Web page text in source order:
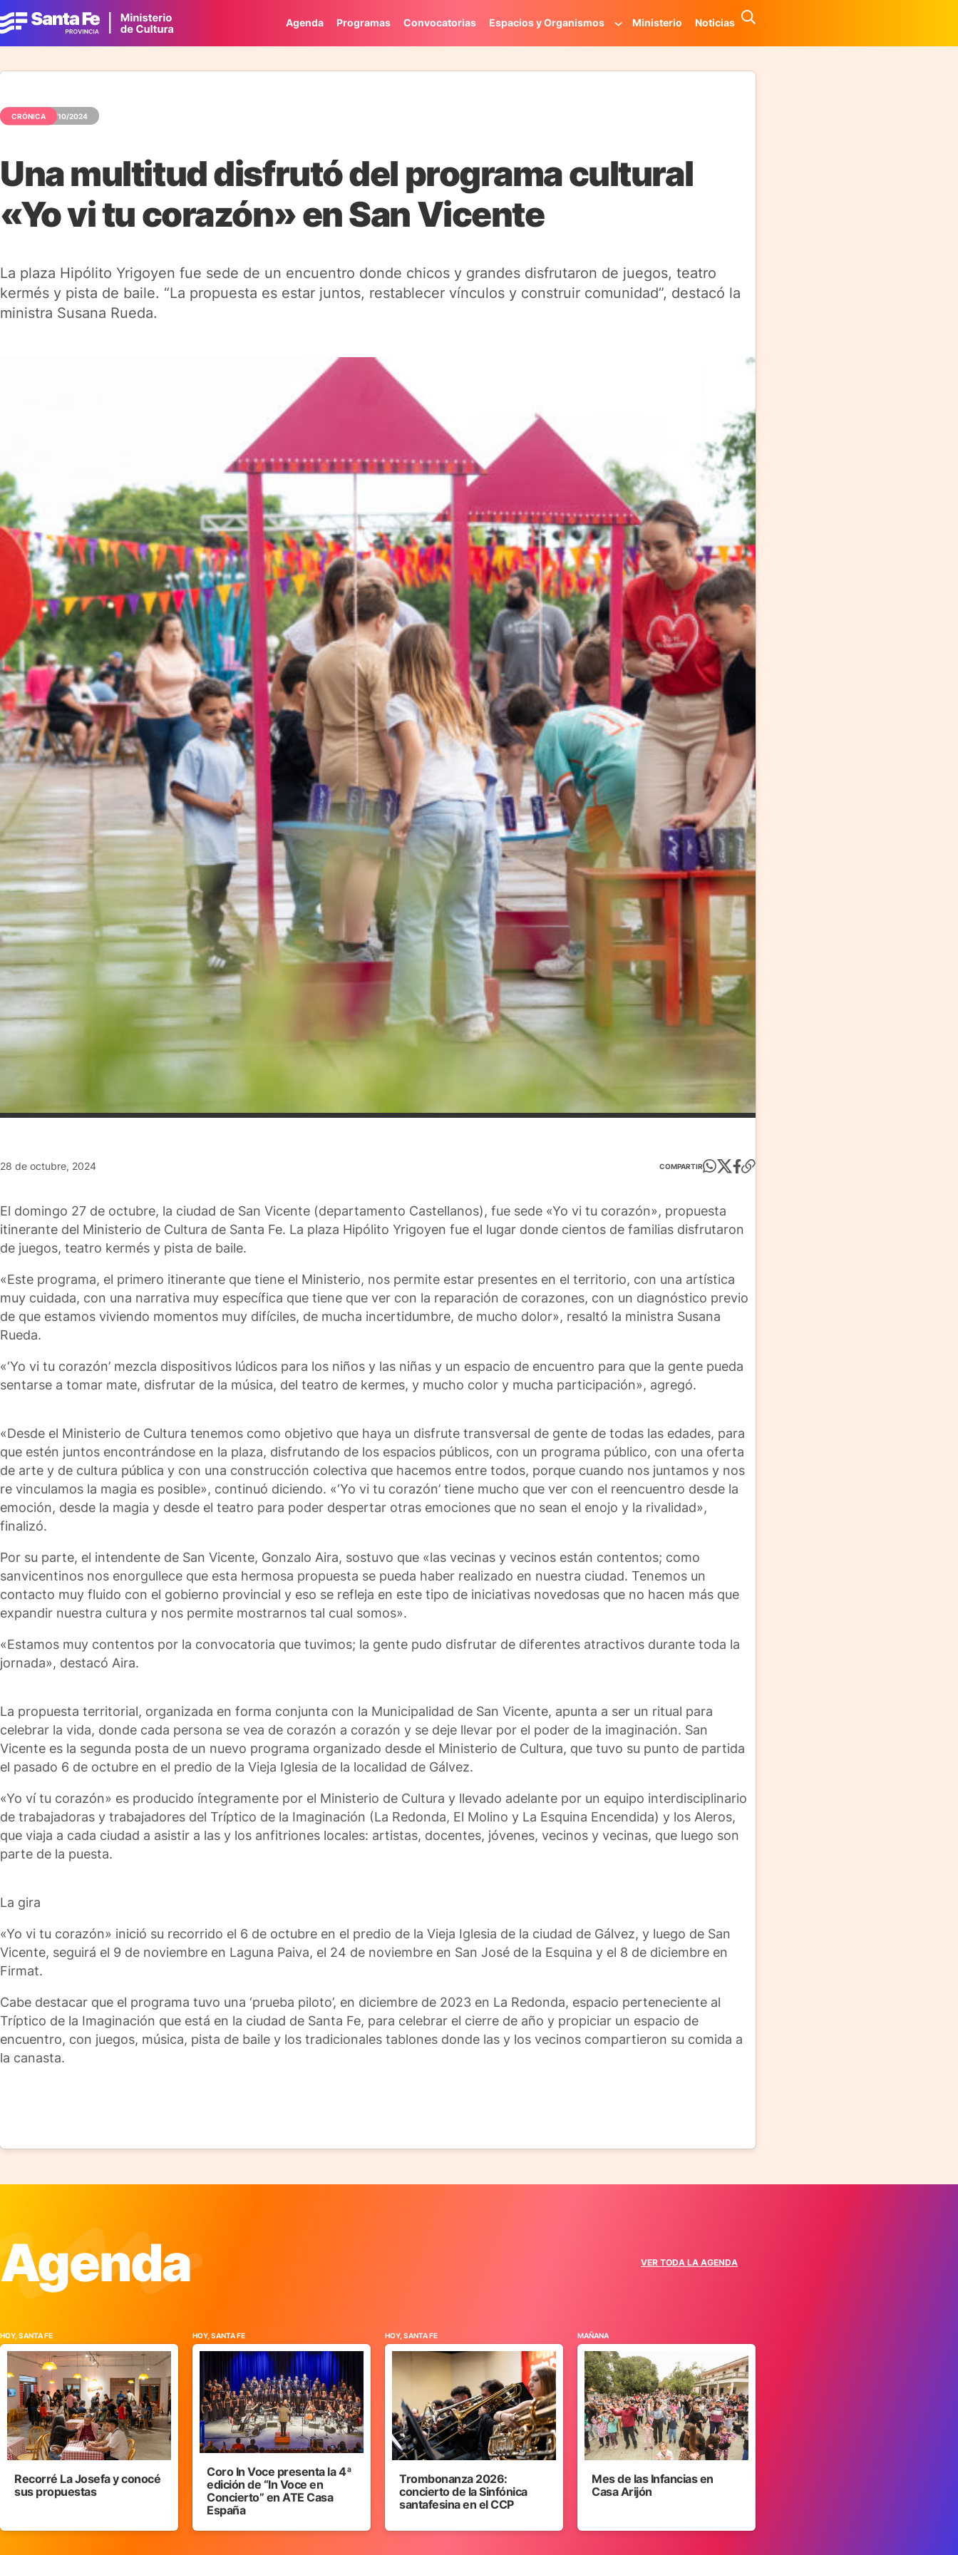
Agenda Programas Convocatorias Espacios y Organismos Ministerio Noticias
CRÓNICA 28/10/2024
Una multitud disfrutó del programa cultural
«Yo vi tu corazón» en San Vicente
La plaza Hipólito Yrigoyen fue sede de un encuentro donde chicos y grandes disfrutaron de juegos, teatro
kermés y pista de baile. “La propuesta es estar juntos, restablecer vínculos y construir comunidad”, destacó la
ministra Susana Rueda.
28 de octubre, 2024 COMPARTIR
El domingo 27 de octubre, la ciudad de San Vicente (departamento Castellanos), fue sede «Yo vi tu corazón», propuesta
itinerante del Ministerio de Cultura de Santa Fe. La plaza Hipólito Yrigoyen fue el lugar donde cientos de familias disfrutaron
de juegos, teatro kermés y pista de baile.
«Este programa, el primero itinerante que tiene el Ministerio, nos permite estar presentes en el territorio, con una artística
muy cuidada, con una narrativa muy específica que tiene que ver con la reparación de corazones, con un diagnóstico previo
de que estamos viviendo momentos muy difíciles, de mucha incertidumbre, de mucho dolor», resaltó la ministra Susana
Rueda.
«‘Yo vi tu corazón’ mezcla dispositivos lúdicos para los niños y las niñas y un espacio de encuentro para que la gente pueda
sentarse a tomar mate, disfrutar de la música, del teatro de kermes, y mucho color y mucha participación», agregó.
«Desde el Ministerio de Cultura tenemos como objetivo que haya un disfrute transversal de gente de todas las edades, para
que estén juntos encontrándose en la plaza, disfrutando de los espacios públicos, con un programa público, con una oferta
de arte y de cultura pública y con una construcción colectiva que hacemos entre todos, porque cuando nos juntamos y nos
re vinculamos la magia es posible», continuó diciendo. «‘Yo vi tu corazón’ tiene mucho que ver con el reencuentro desde la
emoción, desde la magia y desde el teatro para poder despertar otras emociones que no sean el enojo y la rivalidad»,
finalizó.
Por su parte, el intendente de San Vicente, Gonzalo Aira, sostuvo que «las vecinas y vecinos están contentos; como
sanvicentinos nos enorgullece que esta hermosa propuesta se pueda haber realizado en nuestra ciudad. Tenemos un
contacto muy fluido con el gobierno provincial y eso se refleja en este tipo de iniciativas novedosas que no hacen más que
expandir nuestra cultura y nos permite mostrarnos tal cual somos».
«Estamos muy contentos por la convocatoria que tuvimos; la gente pudo disfrutar de diferentes atractivos durante toda la
jornada», destacó Aira.
La propuesta territorial, organizada en forma conjunta con la Municipalidad de San Vicente, apunta a ser un ritual para
celebrar la vida, donde cada persona se vea de corazón a corazón y se deje llevar por el poder de la imaginación. San
Vicente es la segunda posta de un nuevo programa organizado desde el Ministerio de Cultura, que tuvo su punto de partida
el pasado 6 de octubre en el predio de la Vieja Iglesia de la localidad de Gálvez.
«Yo ví tu corazón» es producido íntegramente por el Ministerio de Cultura y llevado adelante por un equipo interdisciplinario
de trabajadoras y trabajadores del Tríptico de la Imaginación (La Redonda, El Molino y La Esquina Encendida) y los Aleros,
que viaja a cada ciudad a asistir a las y los anfitriones locales: artistas, docentes, jóvenes, vecinos y vecinas, que luego son
parte de la puesta.
La gira
«Yo vi tu corazón» inició su recorrido el 6 de octubre en el predio de la Vieja Iglesia de la ciudad de Gálvez, y luego de San
Vicente, seguirá el 9 de noviembre en Laguna Paiva, el 24 de noviembre en San José de la Esquina y el 8 de diciembre en
Firmat.
Cabe destacar que el programa tuvo una ‘prueba piloto’, en diciembre de 2023 en La Redonda, espacio perteneciente al
Tríptico de la Imaginación que está en la ciudad de Santa Fe, para celebrar el cierre de año y propiciar un espacio de
encuentro, con juegos, música, pista de baile y los tradicionales tablones donde las y los vecinos compartieron su comida a
la canasta.
Agenda VER TODA LA AGENDA
HOY, SANTA FE
Recorré La Josefa y conocé
sus propuestas
HOY, SANTA FE
Coro In Voce presenta la 4ª
edición de “In Voce en
Concierto” en ATE Casa
España
HOY, SANTA FE
Trombonanza 2026:
concierto de la Sinfónica
santafesina en el CCP
MAÑANA
Mes de las Infancias en
Casa Arijón